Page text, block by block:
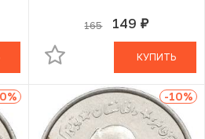
165 149 руб.
В КОРЗИНЕ
КУПИТЬ
% -10%